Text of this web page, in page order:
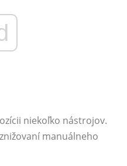
niekoľko nástrojov.
manuálneho